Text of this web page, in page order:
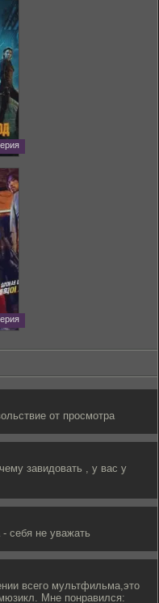
от просмотра
завидовать , у вас у
- себя не уважать
всего мультфильма,это
Мне понравился: